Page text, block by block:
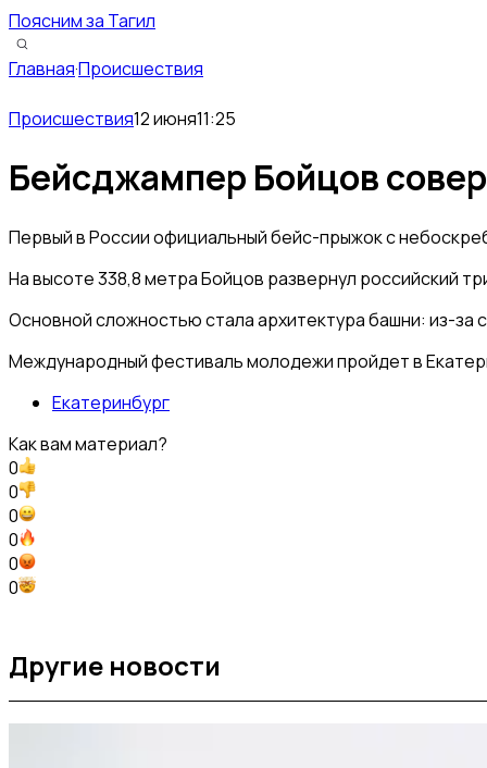
Поясним за Тагил
Главная·Происшествия
Происшествия12 июня11:25
Бейсджампер Бойцов
Первый в России официальный бейс-прыжок с
На высоте 338,8 метра Бойцов развернул российский
Основной сложностью стала архитектура башни: из-за
Международный фестиваль молодежи пройдет в
Екатеринбург
Как вам материал?
0
0
0
0
0
0
Другие новости